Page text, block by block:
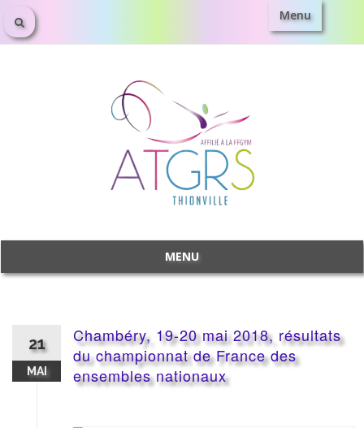
Menu
Aller
MENU
Aller
21
MAI
Chambéry, 19-20 mai 2018, résultats
du championnat de France des
ensembles nationaux